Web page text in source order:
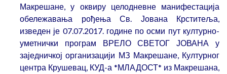
Макрешане, у оквиру целодневне манифестација
обележавања рођења Св. Јована Крститеља,
изведен је 07.07.2017. године по осми пут културно-
уметнички програм ВРЕЛО СВЕТОГ ЈОВАНА у
заједничкој организацији МЗ Макрешане, Културног
центра Крушевац, КУД-а *МЛАДОСТ* из Макрешана,